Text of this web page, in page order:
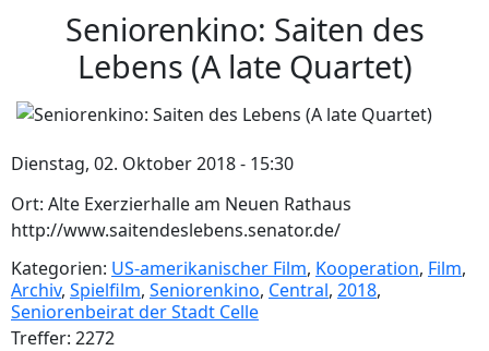
Seniorenkino: Saiten des
Lebens (A late Quartet)
Dienstag, 02. Oktober 2018 - 15:30
Ort: Alte Exerzierhalle am Neuen Rathaus
http://www.saitendeslebens.senator.de/
Kategorien: US-amerikanischer Film, Kooperation, Film,
Archiv, Spielfilm, Seniorenkino, Central, 2018,
Seniorenbeirat der Stadt Celle
Treffer: 2272